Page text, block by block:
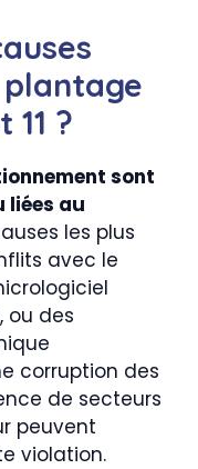
11 ?
sont
liées au
les plus
avec le
ou des
corruption des
de secteurs
peuvent
violation.